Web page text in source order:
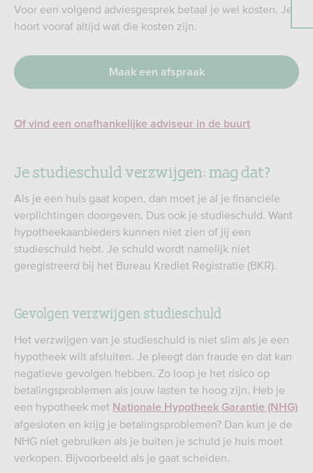
Voor een volgend adviesgesprek betaal je wel kosten. Je
hoort vooraf altijd wat die kosten zijn.
Maak een afspraak
Of vind een onafhankelijke adviseur in de buurt
Je studieschuld verzwijgen: mag dat?
Als je een huis gaat kopen, dan moet je al je financiële
verplichtingen doorgeven. Dus ook je studieschuld. Want
hypotheekaanbieders kunnen niet zien of jij een
studieschuld hebt. Je schuld wordt namelijk niet
geregistreerd bij het Bureau Krediet Registratie (BKR).
Gevolgen verzwijgen studieschuld
Het verzwijgen van je studieschuld is niet slim als je een
hypotheek wilt afsluiten. Je pleegt dan fraude en dat kan
negatieve gevolgen hebben. Zo loop je het risico op
betalingsproblemen als jouw lasten te hoog zijn. Heb je
een hypotheek met Nationale Hypotheek Garantie (NHG)
afgesloten en krijg je betalingsproblemen? Dan kun je de
NHG niet gebruiken als je buiten je schuld je huis moet
verkopen. Bijvoorbeeld als je gaat scheiden.